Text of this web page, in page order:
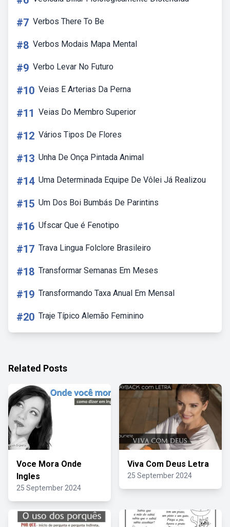
#7 Verbos There To Be
#8 Verbos Modais Mapa Mental
#9 Verbo Levar No Futuro
#10 Veias E Arterias Da Perna
#11 Veias Do Membro Superior
#12 Vários Tipos De Flores
#13 Unha De Onça Pintada Animal
#14 Uma Determinada Equipe De Vôlei Já Realizou
#15 Um Dos Boi Bumbás De Parintins
#16 Ufscar Que é Fenotipo
#17 Trava Lingua Folclore Brasileiro
#18 Transformar Semanas Em Meses
#19 Transformando Taxa Anual Em Mensal
#20 Traje Típico Alemão Feminino
Related Posts
Voce Mora Onde
Ingles
25 September 2024
Viva Com Deus Letra
25 September 2024